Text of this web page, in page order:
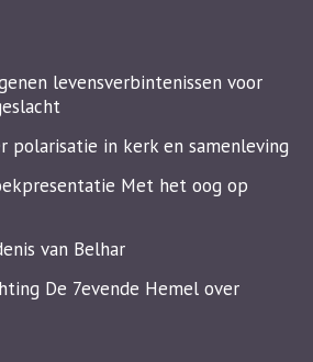
levensverbintenissen voor
polarisatie in kerk en samenleving
Met het oog op
van Belhar
De 7evende Hemel over